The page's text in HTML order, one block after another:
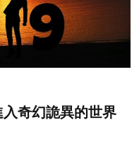
奇幻詭異的世界